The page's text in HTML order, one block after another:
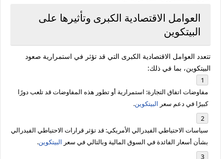
العوامل الاقتصادية الكبرى وتأثيرها على
البيتكوين
تتعدد العوامل الاقتصادية الكبرى التي قد تؤثر في استمرارية صعود
البيتكوين، بما في ذلك:
مفاوضات اتفاق التجارة: استمرارية أو تطور هذه المفاوضاتقد تلعب دورًا
كبيرًا في دعم سعر البيتكوين.
سياسات الاحتياطي الفيدرالي الأمريكي: قد تؤثر قرارات الاحتياطي الفيدرالي
بشأن أسعار الفائدة في السوق المالية وبالتالي في سعر البيتكوين.